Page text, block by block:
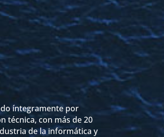
íntegramente por
técnica, con más de 20
de la informática y